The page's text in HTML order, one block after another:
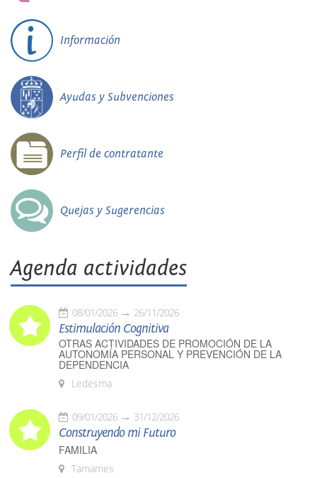
Información
Ayudas y Subvenciones
Perfil de contratante
Quejas y Sugerencias
Agenda actividades
08/01/2026 26/11/2026
Estimulación Cognitiva
OTRAS ACTIVIDADES DE PROMOCIÓN DE LA
AUTONOMÍA PERSONAL Y PREVENCIÓN DE LA
DEPENDENCIA
Ledesma
09/01/2026 31/12/2026
Construyendo mi Futuro
FAMILIA
Tamames